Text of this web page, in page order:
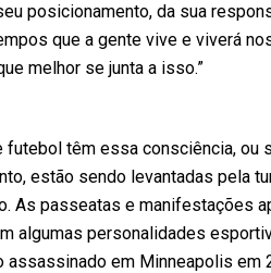
posicionamento, da sua
que a gente vive e viverá
melhor se junta a isso.”
têm essa consciência, ou
estão sendo levantadas pela
As passeatas e manifestações
algumas personalidades
assassinado em Minneapolis